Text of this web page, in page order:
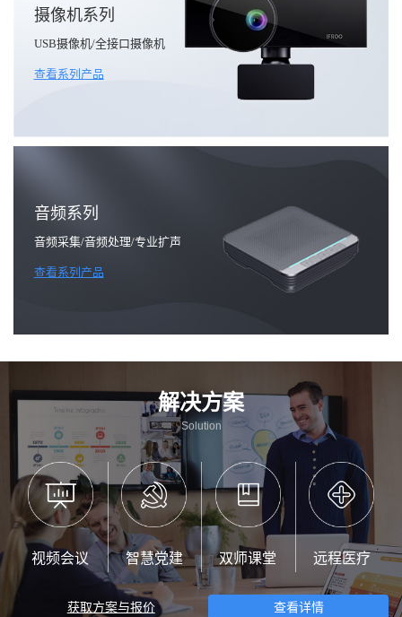
摄像机系列
USB摄像机/全接口摄像机
查看系列产品
音频系列
音频采集/音频处理/专业扩声
查看系列产品
解决方案
Solution
视频会议 智慧党建 双师课堂 远程医疗
获取方案与报价 查看详情